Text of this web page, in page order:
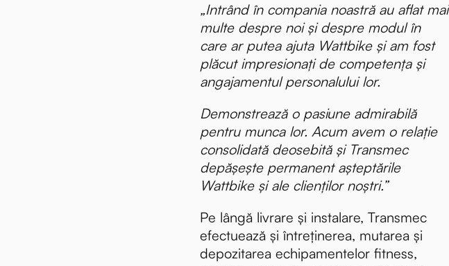
„Intrând în compania noastră au aflat mai
multe despre noi și despre modul în
care ar putea ajuta Wattbike și am fost
plăcut impresionați de competența și
angajamentul personalului lor.
Demonstrează o pasiune admirabilă
pentru munca lor. Acum avem o relație
consolidată deosebită și Transmec
depășește permanent așteptările
Wattbike și ale clienților noștri.”
Pe lângă livrare și instalare, Transmec
efectuează și întreținerea, mutarea și
depozitarea echipamentelor fitness,